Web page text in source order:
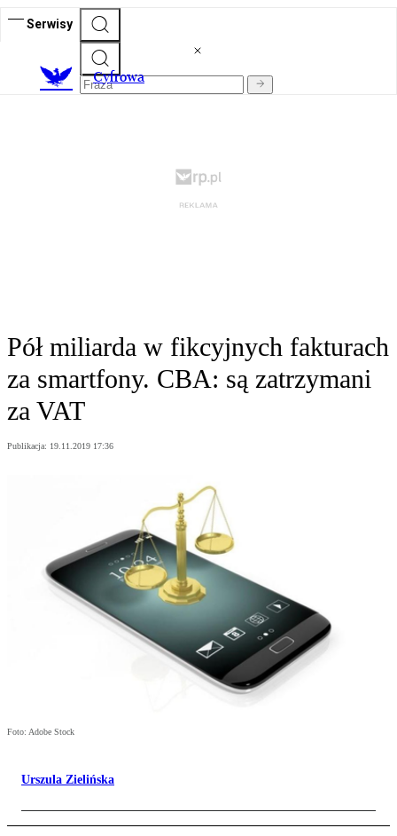
Serwisy
Cyfrowa
Pół miliarda w fikcyjnych fakturach
za smartfony. CBA: są zatrzymani
za VAT
Publikacja: 19.11.2019 17:36
Foto: Adobe Stock
Urszula Zielińska